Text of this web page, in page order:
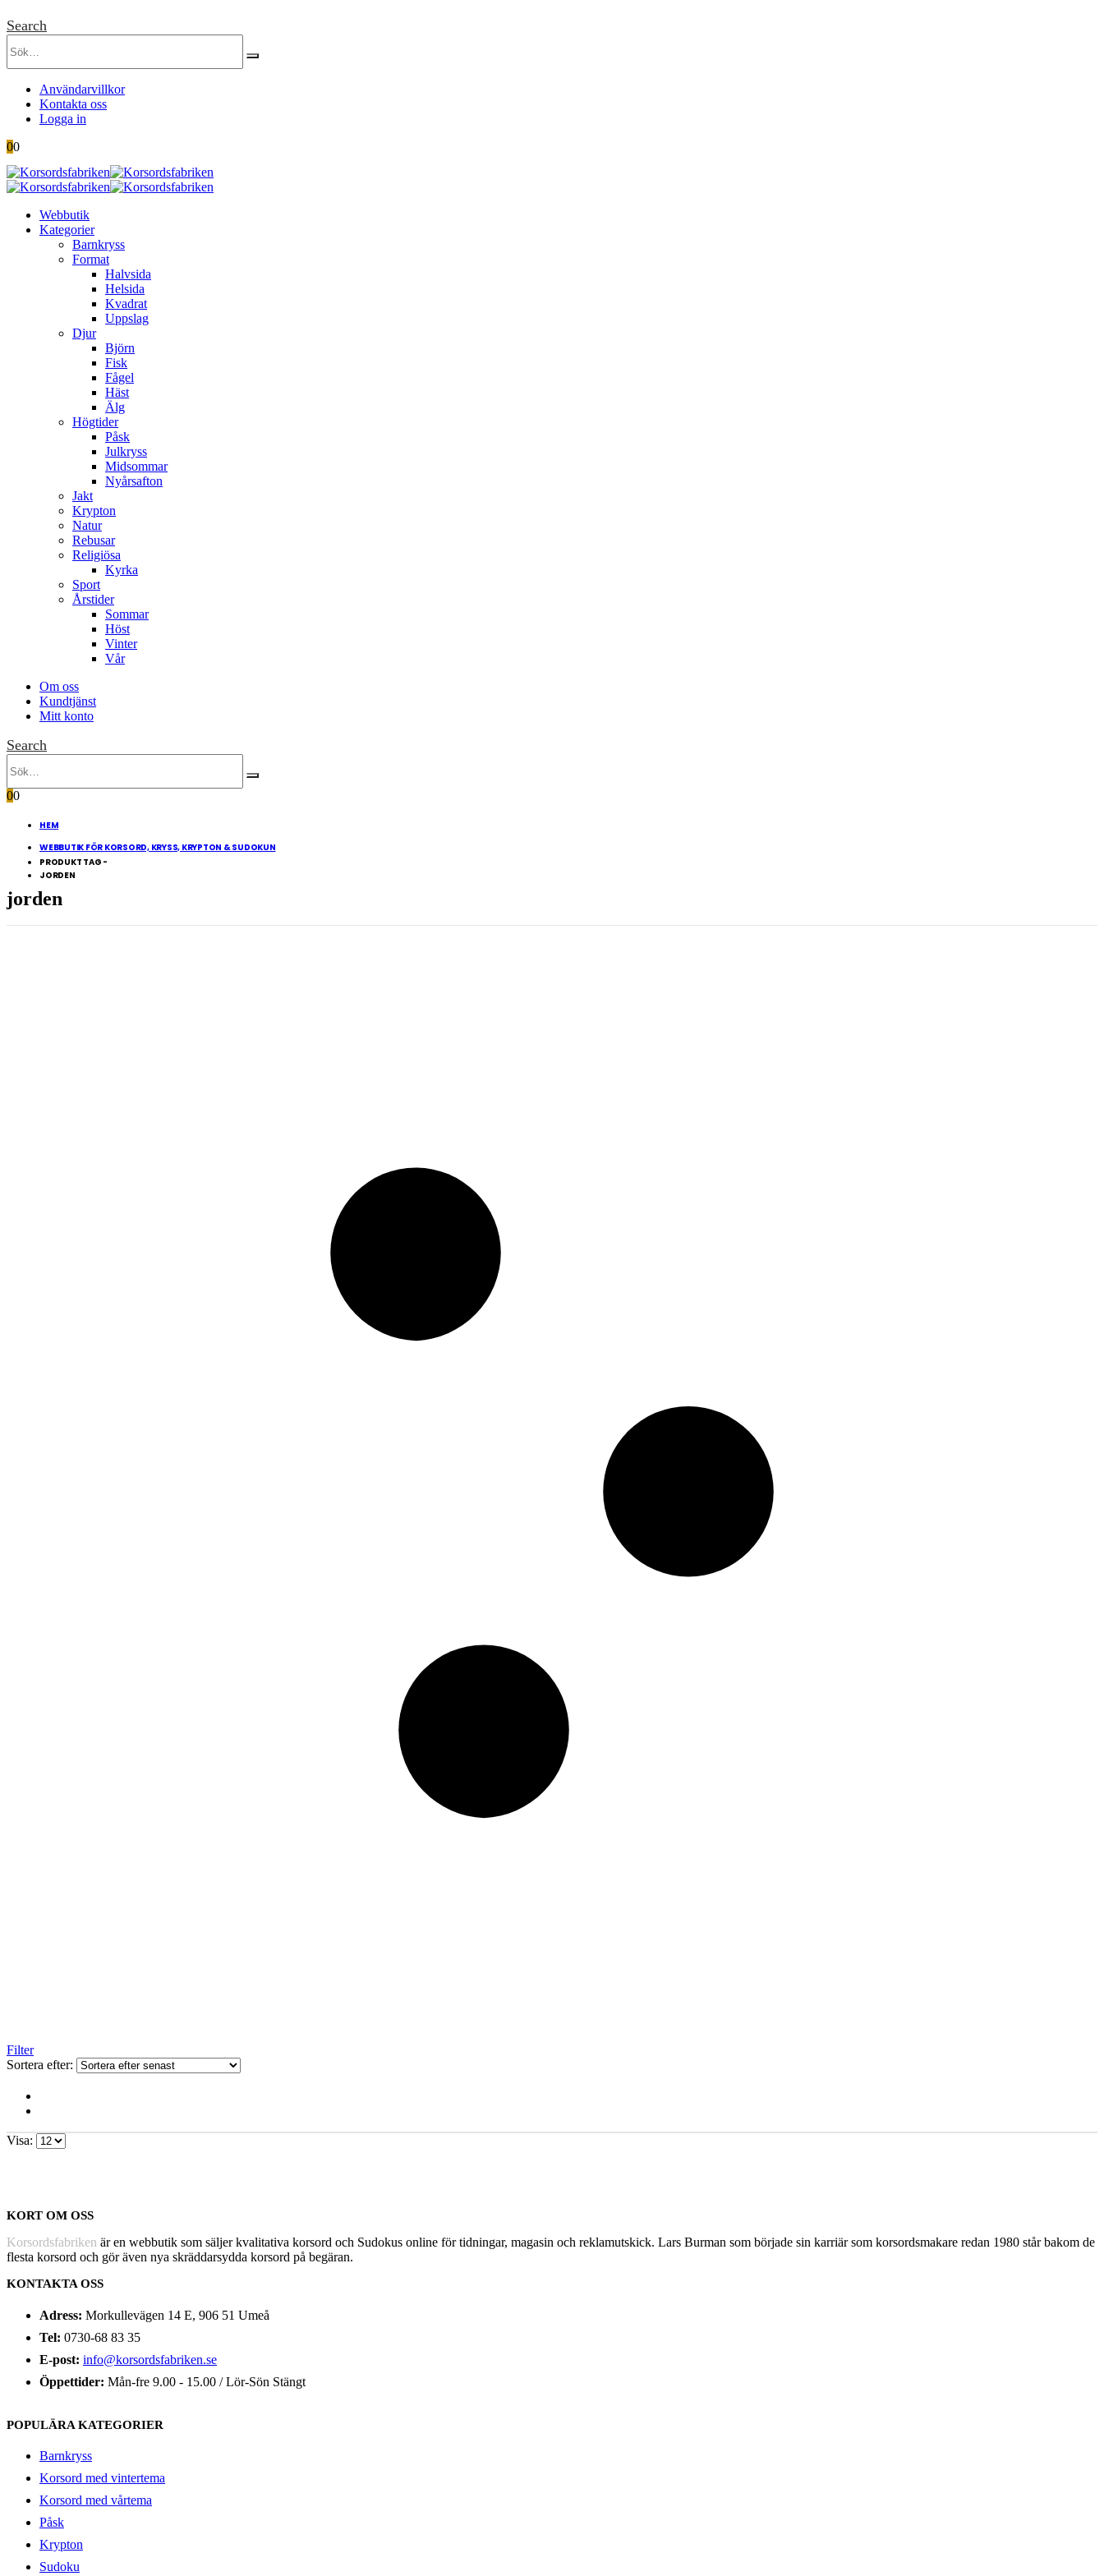
Search
Användarvillkor
Kontakta oss
Logga in
00
Webbutik
Kategorier
Barnkryss
Format
Halvsida
Helsida
Kvadrat
Uppslag
Djur
Björn
Fisk
Fågel
Häst
Älg
Högtider
Påsk
Julkryss
Midsommar
Nyårsafton
Jakt
Krypton
Natur
Rebusar
Religiösa
Kyrka
Sport
Årstider
Sommar
Höst
Vinter
Vår
Om oss
Kundtjänst
Mitt konto
Search
00
HEM
WEBBUTIK FÖR KORSORD, KRYSS, KRYPTON & SUDOKUN
PRODUKT TAG -
JORDEN
jorden
Filter
Sortera efter:
Visa:
KORT OM OSS
Korsordsfabriken är en webbutik som säljer kvalitativa korsord och Sudokus online för tidningar, magasin och reklamutskick. Lars Burman som började sin karriär som korsordsmakare redan 1980 står bakom de
flesta korsord och gör även nya skräddarsydda korsord på begäran.
KONTAKTA OSS
Adress: Morkullevägen 14 E, 906 51 Umeå
Tel: 0730-68 83 35
E-post: info@korsordsfabriken.se
Öppettider: Mån-fre 9.00 - 15.00 / Lör-Sön Stängt
POPULÄRA KATEGORIER
Barnkryss
Korsord med vintertema
Korsord med vårtema
Påsk
Krypton
Sudoku